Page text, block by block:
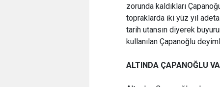
zorunda kaldıkları
topraklarda iki yüz yıl
tarih utansın diyerek
kullanılan Çapanoğlu
ALTINDA ÇAPANOĞLU